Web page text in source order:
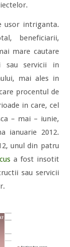
usor intriganta.
beneficiarii,
mare cautare
sau servicii in
mai ales in
procentul de
in care, cel
– mai – iunie,
ianuarie 2012.
unul din patru
a fost insotit
sau servicii